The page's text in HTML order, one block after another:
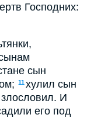
Господних:
сын
11хулил сын
И
его под